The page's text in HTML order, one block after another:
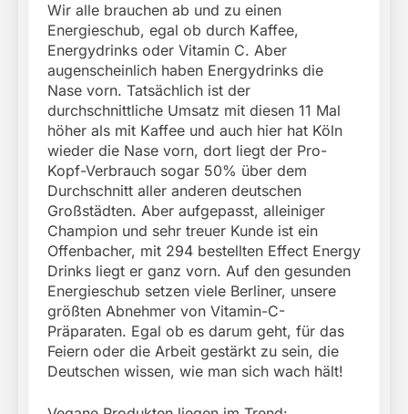
Wir alle brauchen ab und zu einen
Energieschub, egal ob durch Kaffee,
Energydrinks oder Vitamin C. Aber
augenscheinlich haben Energydrinks die
Nase vorn. Tatsächlich ist der
durchschnittliche Umsatz mit diesen 11 Mal
höher als mit Kaffee und auch hier hat Köln
wieder die Nase vorn, dort liegt der Pro-
Kopf-Verbrauch sogar 50% über dem
Durchschnitt aller anderen deutschen
Großstädten. Aber aufgepasst, alleiniger
Champion und sehr treuer Kunde ist ein
Offenbacher, mit 294 bestellten Effect Energy
Drinks liegt er ganz vorn. Auf den gesunden
Energieschub setzen viele Berliner, unsere
größten Abnehmer von Vitamin-C-
Präparaten. Egal ob es darum geht, für das
Feiern oder die Arbeit gestärkt zu sein, die
Deutschen wissen, wie man sich wach hält!